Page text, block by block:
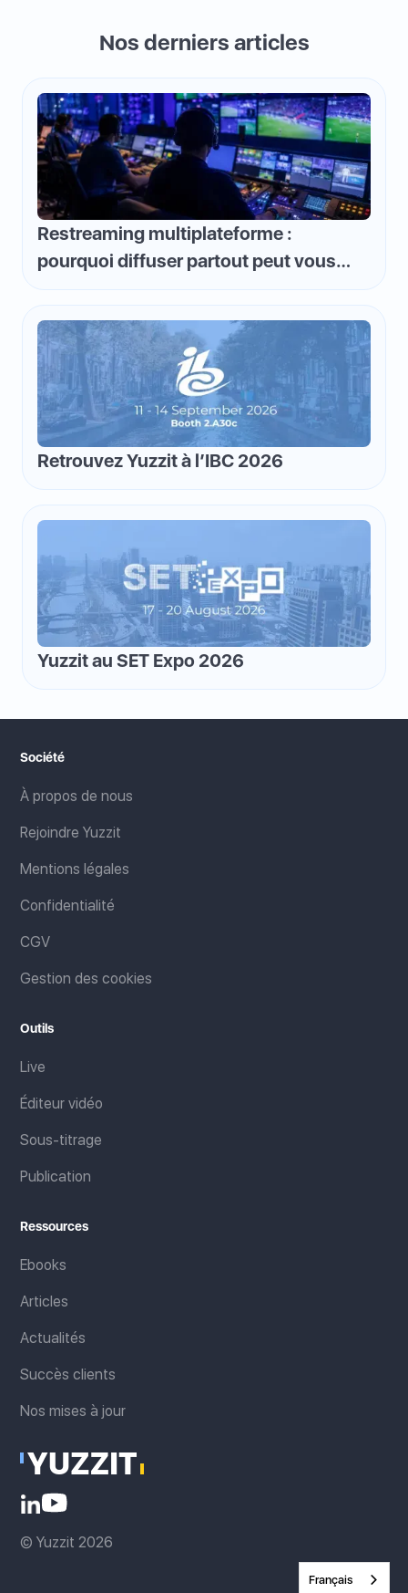
Nos derniers articles
Restreaming multiplateforme :
pourquoi diffuser partout peut vous
faire perdre de l'argent et comment
inverser la logique
Retrouvez Yuzzit à l’IBC 2026
Yuzzit au SET Expo 2026
Société
À propos de nous
Rejoindre Yuzzit
Mentions légales
Confidentialité
CGV
Gestion des cookies
Outils
Live
Éditeur vidéo
Sous-titrage
Publication
Ressources
Ebooks
Articles
Actualités
Succès clients
Nos mises à jour
© Yuzzit 2026
Français